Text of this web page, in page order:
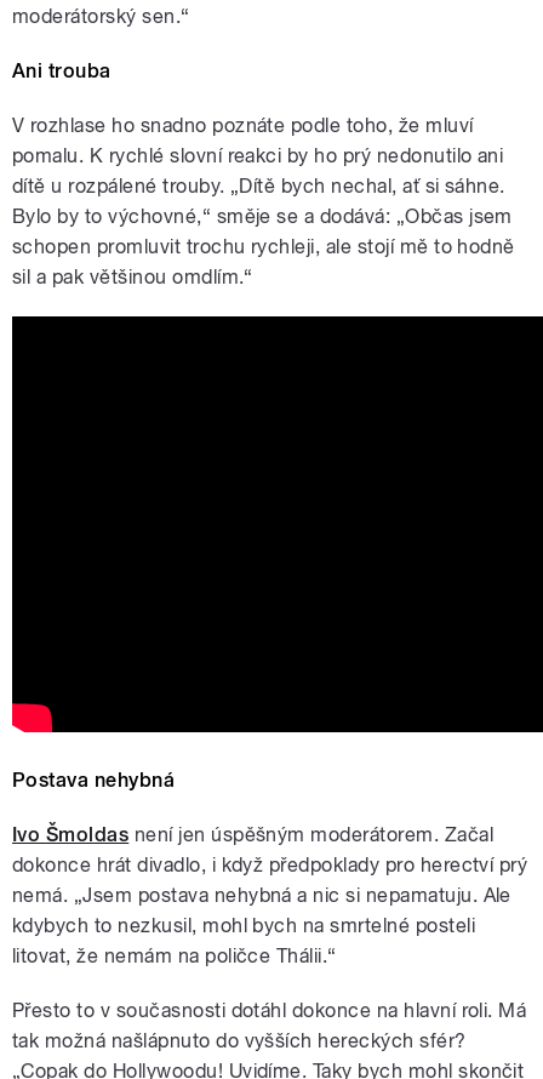
moderátorský sen.“
Ani trouba
V rozhlase ho snadno poznáte podle toho, že mluví
pomalu. K rychlé slovní reakci by ho prý nedonutilo ani
dítě u rozpálené trouby. „Dítě bych nechal, ať si sáhne.
Bylo by to výchovné,“ směje se a dodává: „Občas jsem
schopen promluvit trochu rychleji, ale stojí mě to hodně
sil a pak většinou omdlím.“
Postava nehybná
Ivo Šmoldas není jen úspěšným moderátorem. Začal
dokonce hrát divadlo, i když předpoklady pro herectví prý
nemá. „Jsem postava nehybná a nic si nepamatuju. Ale
kdybych to nezkusil, mohl bych na smrtelné posteli
litovat, že nemám na poličce Thálii.“
Přesto to v současnosti dotáhl dokonce na hlavní roli. Má
tak možná našlápnuto do vyšších hereckých sfér?
„Copak do Hollywoodu! Uvidíme. Taky bych mohl skončit